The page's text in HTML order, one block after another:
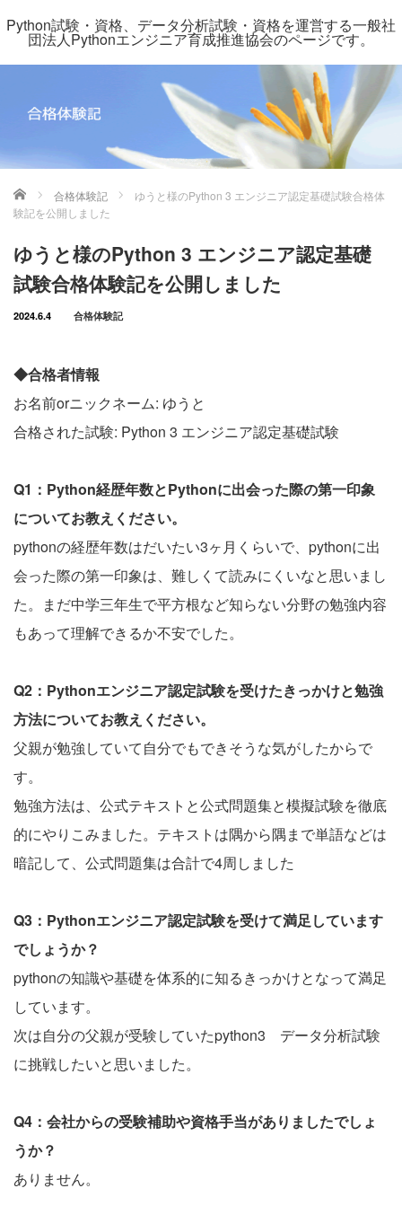
Python試験・資格、データ分析試験・資格を運営する一般社
団法人Pythonエンジニア育成推進協会のページです。
ホーム 合格体験記
ゆうと様のPython 3 エンジニア認定基礎試験合格体
験記を公開しました
ゆうと様のPython 3 エンジニア認定基礎
試験合格体験記を公開しました
2024.6.4 合格体験記
◆合格者情報
お名前orニックネーム: ゆうと
合格された試験: Python 3 エンジニア認定基礎試験
Q1：Python経歴年数とPythonに出会った際の第一印象
についてお教えください。
pythonの経歴年数はだいたい3ヶ月くらいで、pythonに出
会った際の第一印象は、難しくて読みにくいなと思いまし
た。まだ中学三年生で平方根など知らない分野の勉強内容
もあって理解できるか不安でした。
Q2：Pythonエンジニア認定試験を受けたきっかけと勉強
方法についてお教えください。
父親が勉強していて自分でもできそうな気がしたからで
す。
勉強方法は、公式テキストと公式問題集と模擬試験を徹底
的にやりこみました。テキストは隅から隅まで単語などは
暗記して、公式問題集は合計で4周しました
Q3：Pythonエンジニア認定試験を受けて満足しています
でしょうか？
pythonの知識や基礎を体系的に知るきっかけとなって満足
しています。
次は自分の父親が受験していたpython3 データ分析試験
に挑戦したいと思いました。
Q4：会社からの受験補助や資格手当がありましたでしょ
うか？
ありません。